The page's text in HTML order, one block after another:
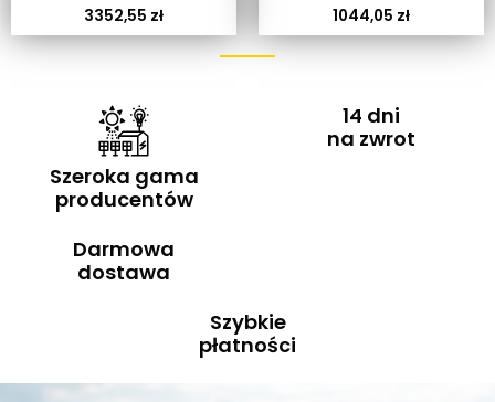
3352,55 zł 1044,05 zł
Szeroka gama
producentów
14 dni
na zwrot
Darmowa
dostawa
Szybkie
płatności